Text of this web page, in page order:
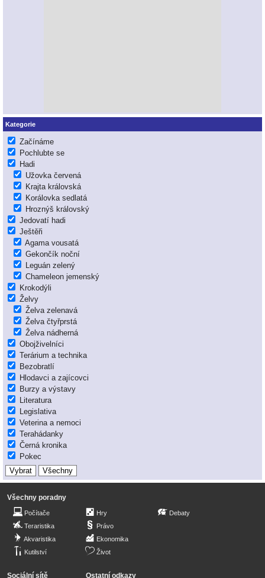
Kategorie
Začínáme
Pochlubte se
Hadi
Užovka červená
Krajta královská
Korálovka sedlatá
Hroznýš královský
Jedovatí hadi
Ještěři
Agama vousatá
Gekončík noční
Leguán zelený
Chameleon jemenský
Krokodýli
Želvy
Želva zelenavá
Želva čtyřprstá
Želva nádherná
Obojživelníci
Terárium a technika
Bezobratlí
Hlodavci a zajícovci
Burzy a výstavy
Literatura
Legislativa
Veterina a nemoci
Terahádanky
Černá kronika
Pokec
Všechny poradny
Počítače
Teraristika
Akvaristika
Kutilství
Hry
Právo
Ekonomika
Život
Debaty
Sociální sítě Ostatní odkazy